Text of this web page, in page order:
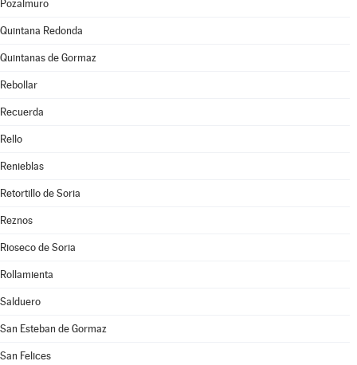
Pozalmuro
Quintana Redonda
Quintanas de Gormaz
Rebollar
Recuerda
Rello
Renieblas
Retortillo de Soria
Reznos
Rioseco de Soria
Rollamienta
Salduero
San Esteban de Gormaz
San Felices